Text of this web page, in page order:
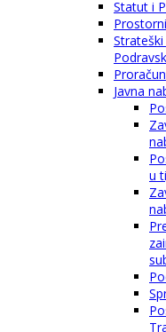
Statut i
Proračun
Javna
u